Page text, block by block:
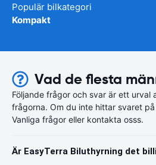
Populär bilkategori
Kompakt
Vad de flesta
Följande frågor och svar är ett urval
frågorna. Om du inte hittar svaret
Vanliga frågor eller kontakta osss.
Är EasyTerra Biluthyrning det